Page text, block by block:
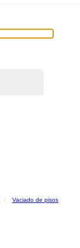
Vaciado de pisos